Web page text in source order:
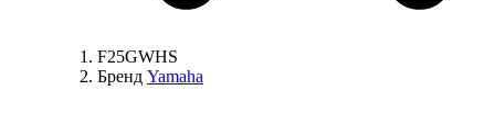
F25GWHS
Бренд Yamaha